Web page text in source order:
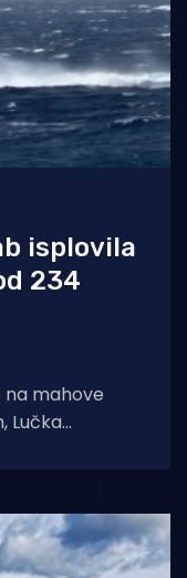
isplovila
234
na mahove
Lučka